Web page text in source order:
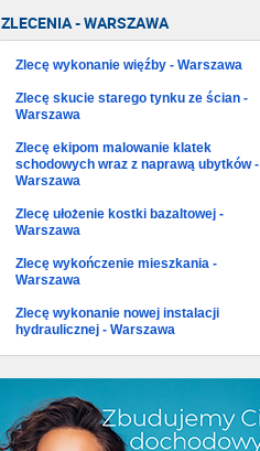
ZLECENIA - WARSZAWA
Zlecę wykonanie więźby - Warszawa
Zlecę skucie starego tynku ze ścian -
Warszawa
Zlecę ekipom malowanie klatek
schodowych wraz z naprawą ubytków -
Warszawa
Zlecę ułożenie kostki bazaltowej -
Warszawa
Zlecę wykończenie mieszkania -
Warszawa
Zlecę wykonanie nowej instalacji
hydraulicznej - Warszawa